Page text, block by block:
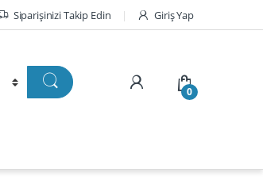
Siparişinizi Takip Edin Giriş Yap
0